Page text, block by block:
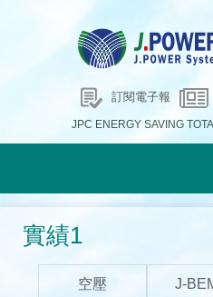
訂閱電子報
JPC ENERGY SAVING
實績1
空壓 J-